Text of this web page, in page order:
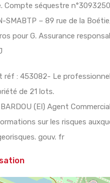
Compte séquestre
SMABTP – 89 rue de la
pour G. Assurance
réf : 453082- Le
de 21 lots.
(EI) Agent
sur les risques
gouv. fr